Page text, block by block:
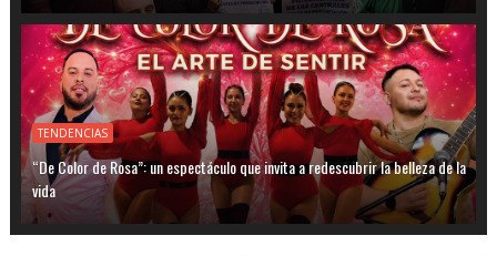
TENDENCIAS
“De Color de Rosa”: un espectáculo que invita a redescubrir la belleza de la
vida